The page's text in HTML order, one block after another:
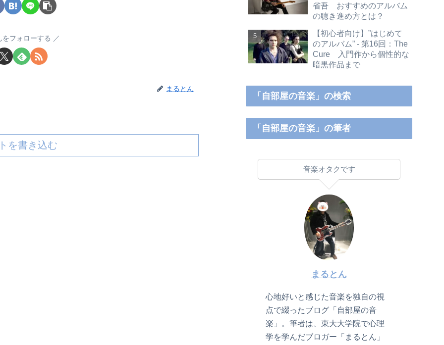
をフォローする
まるとん
を書き込む
省吾 おすすめのアルバム
の聴き進め方とは？
【初心者向け】”はじめて
のアルバム” - 第16回：The
Cure 入門作から個性的な
暗黒作品まで
「自部屋の音楽」の検索
「自部屋の音楽」の筆者
音楽オタクです
まるとん
心地好いと感じた音楽を独自の視
点で綴ったブログ「自部屋の音
楽」。筆者は、東大大学院で心理
学を学んだブロガー「まるとん」